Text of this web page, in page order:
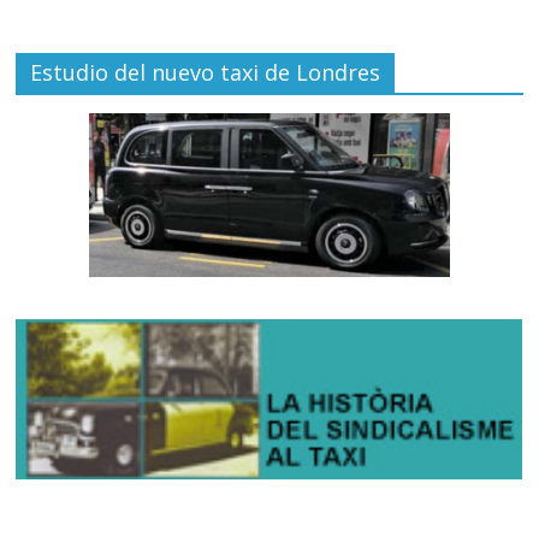
Estudio del nuevo taxi de Londres